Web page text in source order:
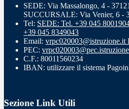
SEDE: Via Massalongo, 4 -
SUCCURSALE: Via Venier, 6 -
Tel: SEDE: Tel. +39 045
+39 045 8349043
Email: vrpc020003@istruzione.it
PEC:
C.F.: 80011560234
IBAN: utilizzare il sistema
Sezione Link Utili